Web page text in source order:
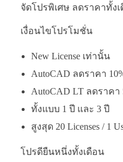
จัดโปรพิเศษ ลดราคาทั้ง
เงื่อนไขโปรโมชั่น
New License เท่านั้น
AutoCAD ลดราคา
AutoCAD LT ลดราคา
ทั้งแบบ 1 ปี และ 3 ปี
สูงสุด 20 Licenses / 1
โปรดียืนหนึ่งทั้งเดือน